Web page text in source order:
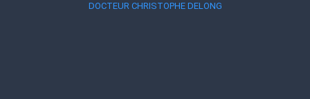
DOCTEUR CHRISTOPHE DELONG